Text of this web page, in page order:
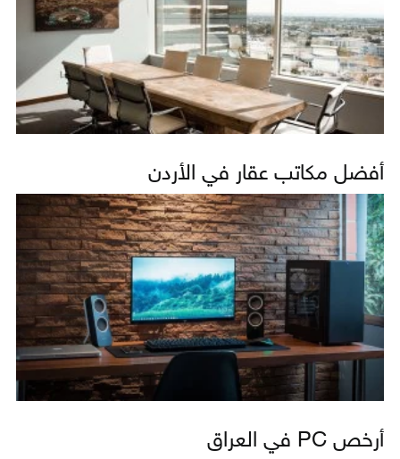
أفضل مكاتب عقار في الأردن
أرخص PC في العراق